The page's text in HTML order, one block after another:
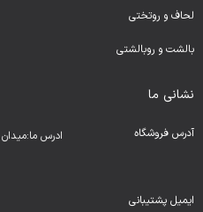
لحاف و روتختی
بالشت و روبالشتی
نشانی ما
آدرس فروشگاه
ایمیل پشتیبانی